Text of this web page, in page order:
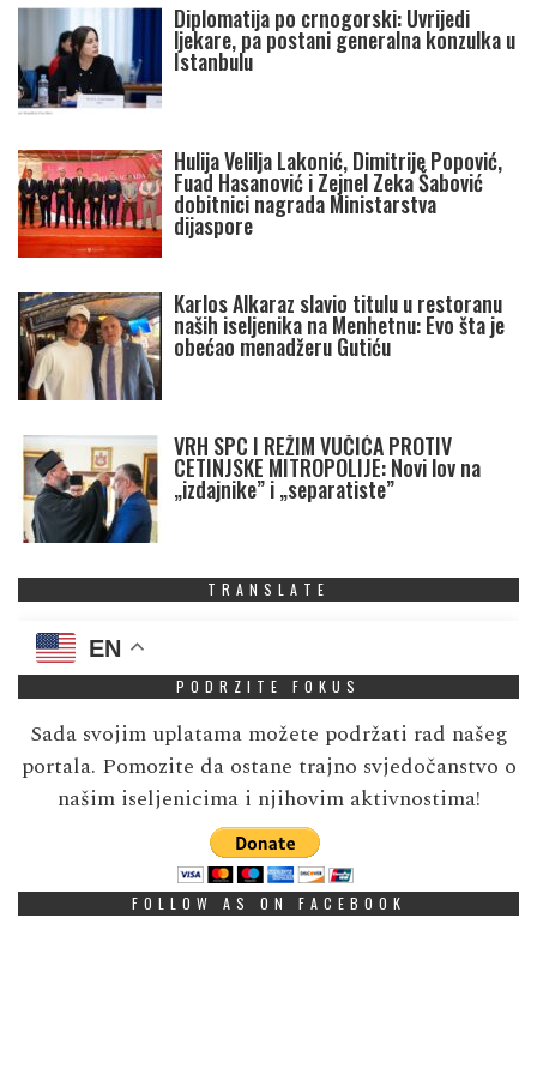
Diplomatija po crnogorski: Uvrijedi
ljekare, pa postani generalna konzulka u
Istanbulu
Hulija Velilja Lakonić, Dimitrije Popović,
Fuad Hasanović i Zejnel Zeka Šabović
dobitnici nagrada Ministarstva
dijaspore
Karlos Alkaraz slavio titulu u restoranu
naših iseljenika na Menhetnu: Evo šta je
obećao menadžeru Gutiću
VRH SPC I REŽIM VUČIĆA PROTIV
CETINJSKE MITROPOLIJE: Novi lov na
„izdajnike” i „separatiste”
TRANSLATE
EN
PODRZITE FOKUS
Sada svojim uplatama možete podržati rad našeg
portala. Pomozite da ostane trajno svjedočanstvo o
našim iseljenicima i njihovim aktivnostima!
FOLLOW AS ON FACEBOOK